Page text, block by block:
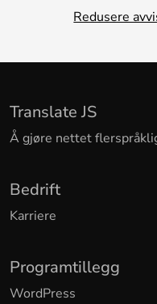
Redusere
Translate JS
Å gjøre nettet
Bedrift
Karriere
Programtillegg
WordPress